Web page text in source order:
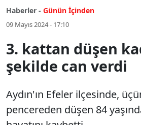
Haberler - Günün İçinden
09 Mayıs 2024 - 17:10
3. kattan düşen
şekilde can verdi
Aydın'ın Efeler ilçesinde,
pencereden düşen 84